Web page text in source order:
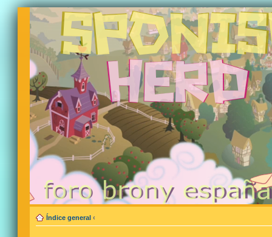
Índice general ‹